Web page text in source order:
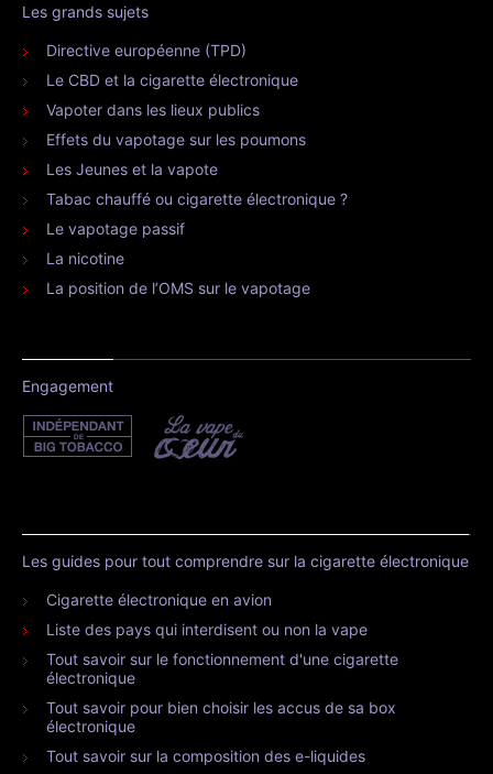
Les grands sujets
Directive européenne (TPD)
Le CBD et la cigarette électronique
Vapoter dans les lieux publics
Effets du vapotage sur les poumons
Les Jeunes et la vapote
Tabac chauffé ou cigarette électronique ?
Le vapotage passif
La nicotine
La position de l’OMS sur le vapotage
Engagement
Les guides pour tout comprendre sur la cigarette électronique
Cigarette électronique en avion
Liste des pays qui interdisent ou non la vape
Tout savoir sur le fonctionnement d'une cigarette
électronique
Tout savoir pour bien choisir les accus de sa box
électronique
Tout savoir sur la composition des e-liquides